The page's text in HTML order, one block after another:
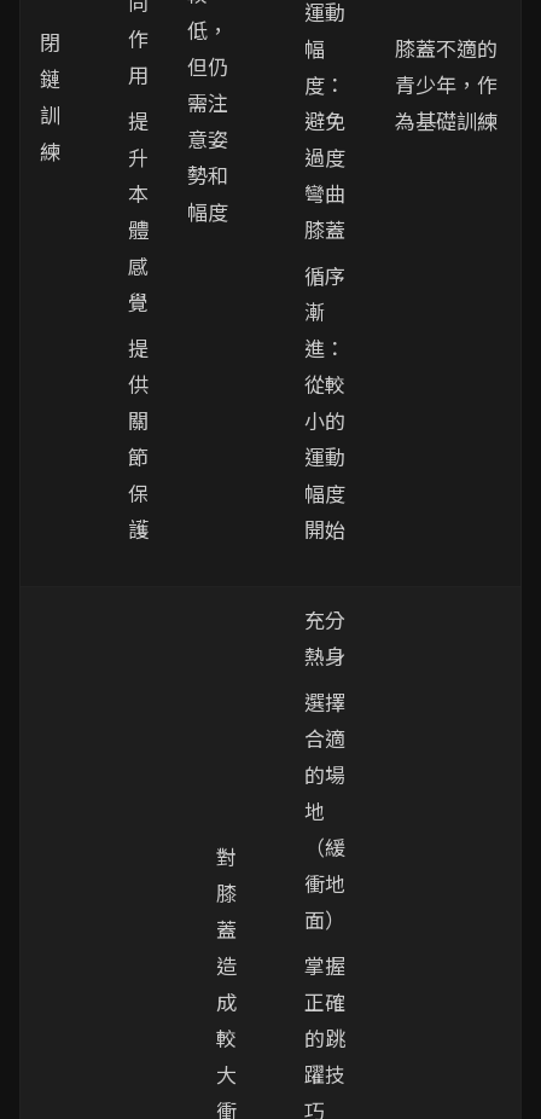
閉
鏈
訓
練
作
用
提
升
本
體
感
覺
提
供
關
節
保
護
低，
但仍
需注
意姿
勢和
幅度
運動
幅
度：
避免
過度
彎曲
膝蓋
循序
漸
進：
從較
小的
運動
幅度
開始
膝蓋不適的
青少年，作
為基礎訓練
對
膝
蓋
造
成
較
大
衝
充分
熱身
選擇
合適
的場
地
（緩
衝地
面）
掌握
正確
的跳
躍技
巧